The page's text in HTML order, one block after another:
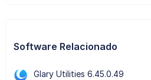
Software Relacionado
Glary Utilities 6.45.0.49